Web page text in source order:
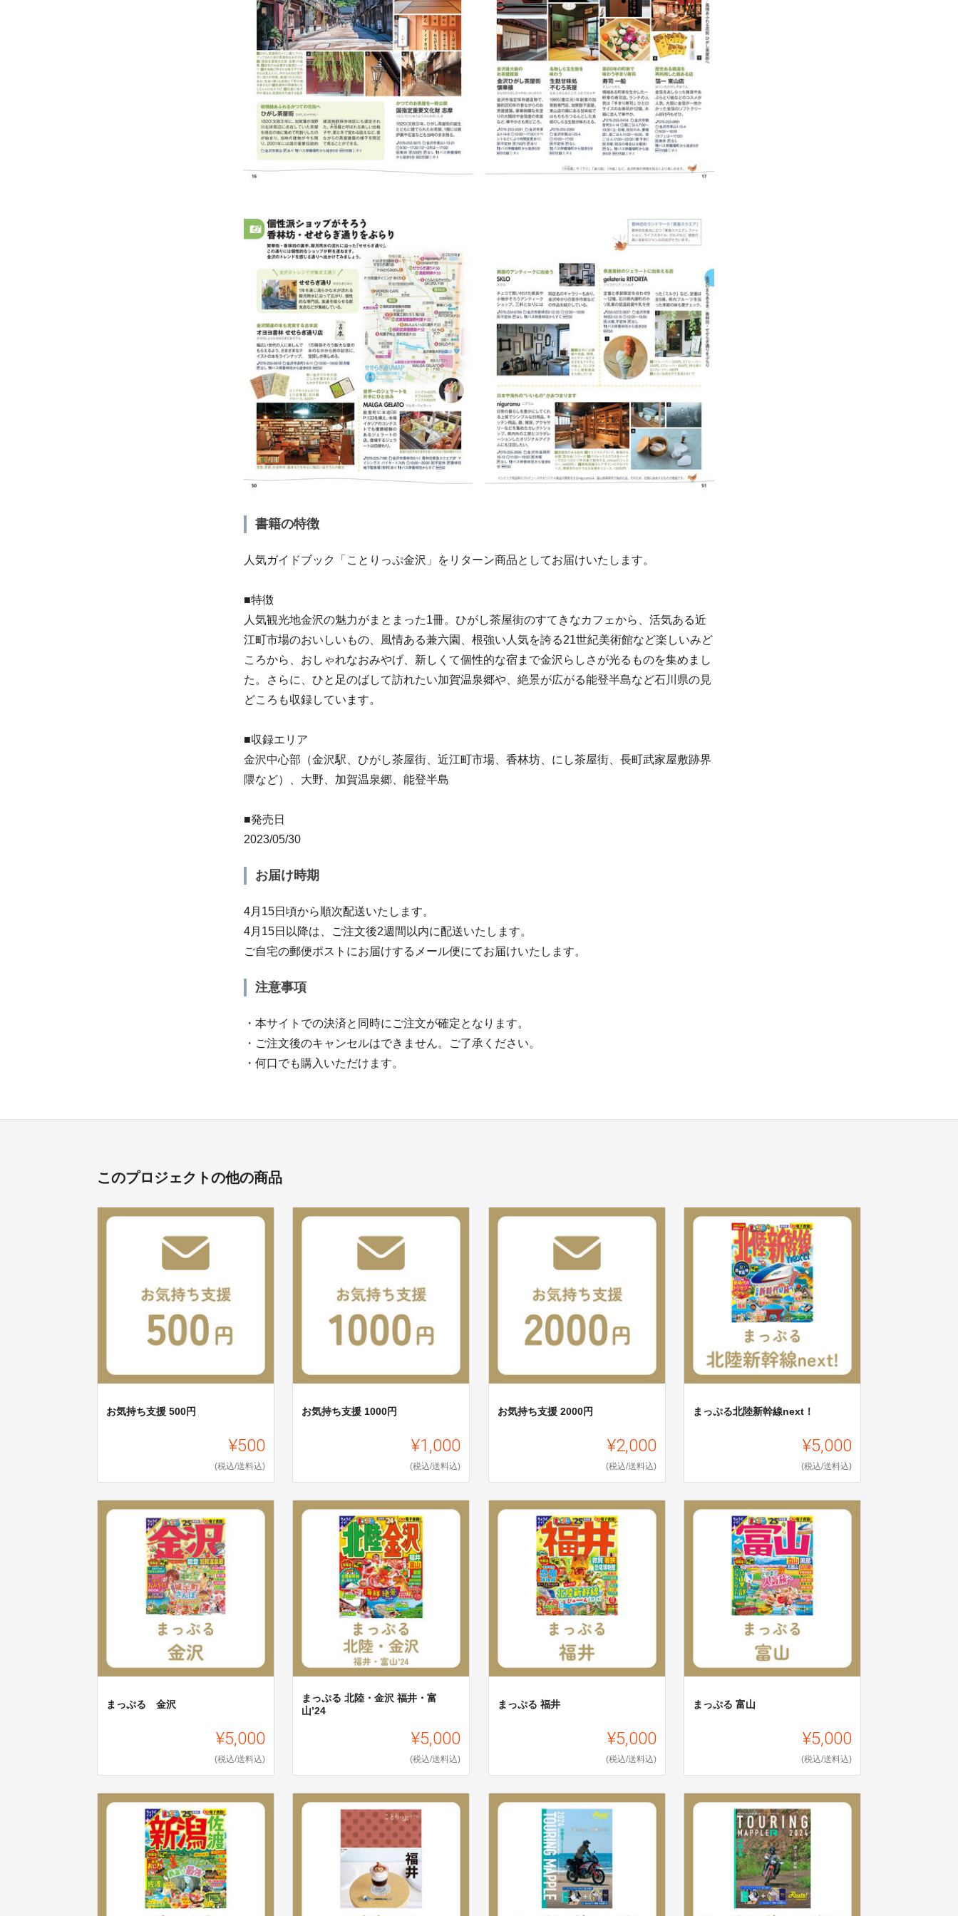
書籍の特徴
人気ガイドブック「ことりっぷ金沢」をリターン商品としてお届けいたします。
■特徴
人気観光地金沢の魅力がまとまった1冊。ひがし茶屋街のすてきなカフェから、活気ある近
江町市場のおいしいもの、風情ある兼六園、根強い人気を誇る21世紀美術館など楽しいみど
ころから、おしゃれなおみやげ、新しくて個性的な宿まで金沢らしさが光るものを集めまし
た。さらに、ひと足のばして訪れたい加賀温泉郷や、絶景が広がる能登半島など石川県の見
どころも収録しています。
■収録エリア
金沢中心部（金沢駅、ひがし茶屋街、近江町市場、香林坊、にし茶屋街、長町武家屋敷跡界
隈など）、大野、加賀温泉郷、能登半島
■発売日
2023/05/30
お届け時期
4月15日頃から順次配送いたします。
4月15日以降は、ご注文後2週間以内に配送いたします。
ご自宅の郵便ポストにお届けするメール便にてお届けいたします。
注意事項
・本サイトでの決済と同時にご注文が確定となります。
・ご注文後のキャンセルはできません。ご了承ください。
・何口でも購入いただけます。
このプロジェクトの他の商品
お気持ち支援 500円
¥500
(税込/送料込)
お気持ち支援 1000円
¥1,000
(税込/送料込)
お気持ち支援 2000円
¥2,000
(税込/送料込)
まっぷる北陸新幹線next！
¥5,000
(税込/送料込)
まっぷる 金沢
¥5,000
(税込/送料込)
まっぷる 北陸・金沢 福井・富
山’24
¥5,000
(税込/送料込)
まっぷる 福井
¥5,000
(税込/送料込)
まっぷる 富山
¥5,000
(税込/送料込)